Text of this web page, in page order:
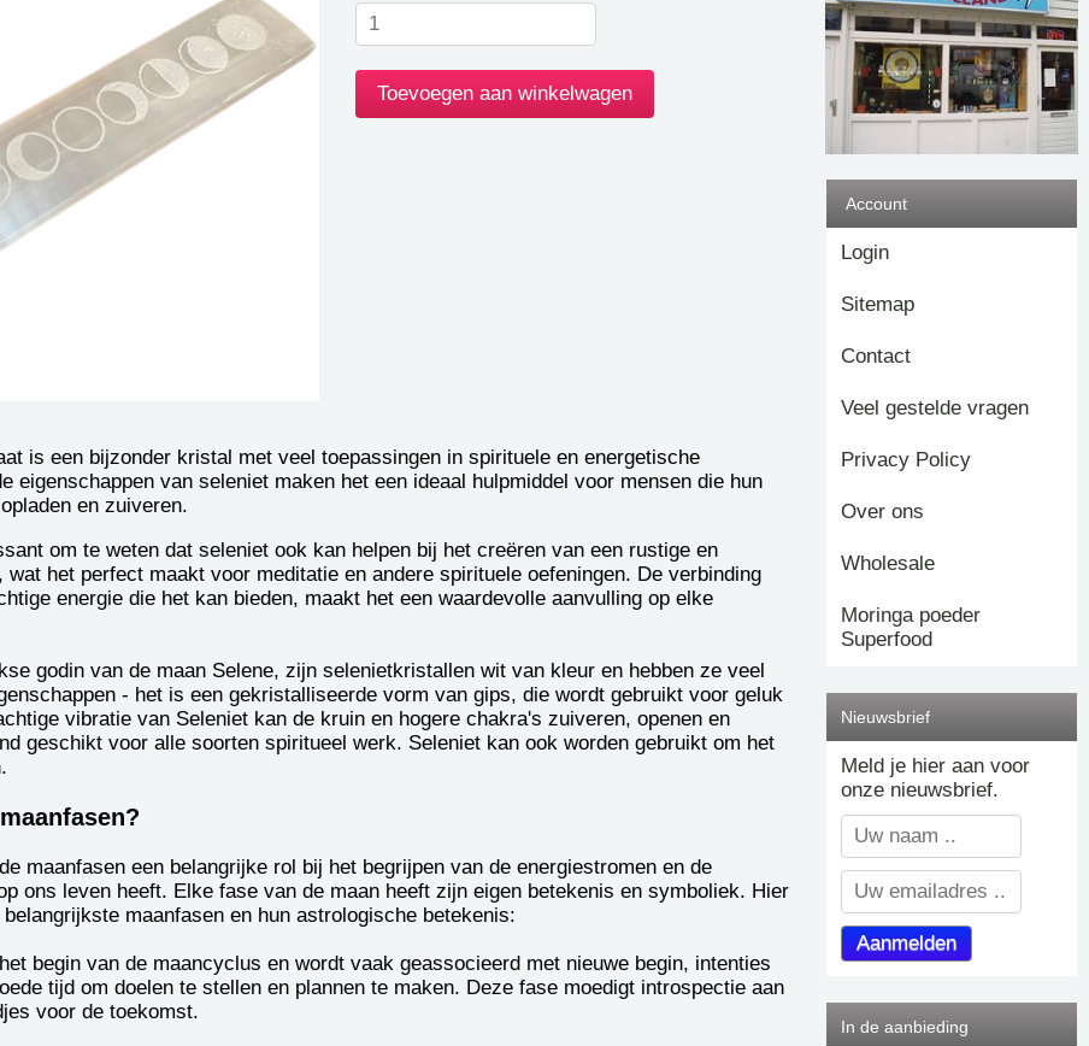
is een bijzonder kristal met veel toepassingen in spirituele en energetische
eigenschappen van seleniet maken het een ideaal hulpmiddel voor mensen die hun
en zuiveren.
om te weten dat seleniet ook kan helpen bij het creëren van een rustige en
wat het perfect maakt voor meditatie en andere spirituele oefeningen. De verbinding
energie die het kan bieden, maakt het een waardevolle aanvulling op elke
godin van de maan Selene, zijn selenietkristallen wit van kleur en hebben ze veel
- het is een gekristalliseerde vorm van gips, die wordt gebruikt voor geluk
vibratie van Seleniet kan de kruin en hogere chakra's zuiveren, openen en
geschikt voor alle soorten spiritueel werk. Seleniet kan ook worden gebruikt om het
maanfasen een belangrijke rol bij het begrijpen van de energiestromen en de
ons leven heeft. Elke fase van de maan heeft zijn eigen betekenis en symboliek. Hier
maanfasen en hun astrologische betekenis:
begin van de maancyclus en wordt vaak geassocieerd met nieuwe begin, intenties
tijd om doelen te stellen en plannen te maken. Deze fase moedigt introspectie aan
voor de toekomst.
Account
Login
Sitemap
Contact
Veel gestelde vragen
Privacy Policy
Over ons
Wholesale
Moringa poeder
Superfood
Nieuwsbrief
Meld je hier aan voor
onze nieuwsbrief.
In de aanbieding